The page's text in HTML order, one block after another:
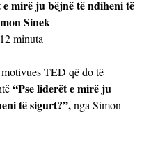
e mirë ju bëjnë të ndiheni të
Sinek
minuta
TED që do të
“Pse liderët e mirë ju
të sigurt?”, nga Simon